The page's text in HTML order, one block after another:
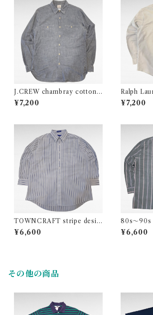
J.CREW chambray cotton s
hirt
¥7,200
Ralph
o cotton
¥7,200
TOWNCRAFT stripe desig
n polyester cotton shirt
¥6,600
80s〜
AN
shirt
¥6,600
その他の商品